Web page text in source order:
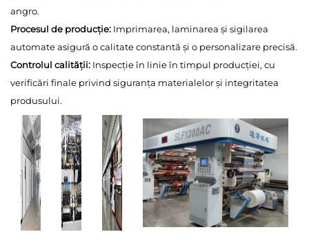
angro.
Procesul de producție: Imprimarea, laminarea și sigilarea
automate asigură o calitate constantă și o personalizare precisă.
Controlul calității: Inspecție în linie în timpul producției, cu
verificări finale privind siguranța materialelor și integritatea
produsului.